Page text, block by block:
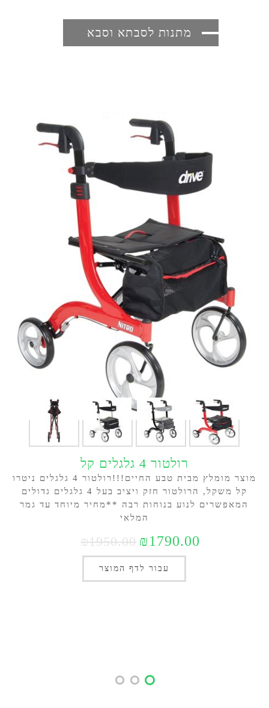
מתנות לסבתא וסבא
רולטור 4 גלגלים קל
מוצר מומלץ מבית טבע החיים!!!רולטור 4 גלגלים ניטרו
קל משקל, הרולטור חזק ויציב בעל 4 גלגלים גדולים
המאפשרים לנוע בנוחות רבה **מחיר מיוחד עד גמר
המלאי
₪1790.00
₪1950.00
עבור לדף המוצר